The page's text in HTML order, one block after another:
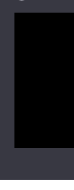
Цікавинки
Контакти